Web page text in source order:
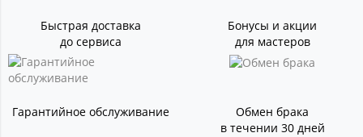
Быстрая доставка
до сервиса
Бонусы и акции
для мастеров
Гарантийное обслуживание
Обмен брака
в течении 30 дней